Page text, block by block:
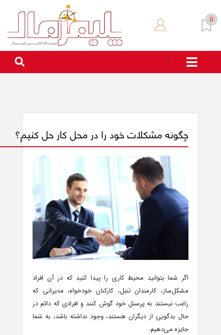
0
چگونه مشکلات خود را در محل کار حل کنیم؟
اگر شما بتوانید محیط کاری را پیدا کنید که در آن افراد
مشکل‌ساز، کارمندان تنبل، کارکنان خودخواه، مدیرانی که
راغب نیستند به پرسنل خود گوش کنند و افرادی که دائم در
حال بدگویی از دیگران هستند، وجود نداشته باشد، به شما
جایزه می‌دهیم.